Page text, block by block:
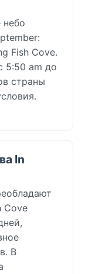
небо
Fish Cove.
5:50 am до
страны
In
Cove
В